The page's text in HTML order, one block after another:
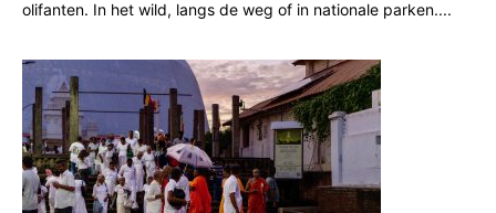
olifanten. In het wild, langs de weg of in nationale parken....